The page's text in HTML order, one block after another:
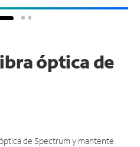
óptica de
de Spectrum y mantente